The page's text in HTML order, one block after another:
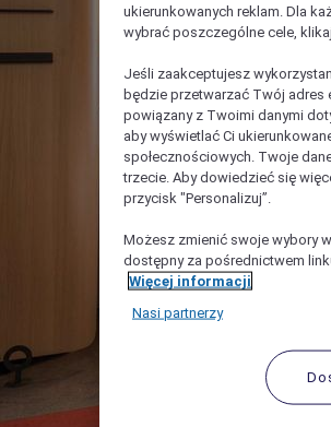
ukierunkowanych reklam. Dla
wybrać poszczególne cele,
Jeśli zaakceptujesz
będzie przetwarzać Twój adres
powiązany z Twoimi danymi
aby wyświetlać Ci
społecznościowych. Twoje
trzecie. Aby dowiedzieć się
przycisk "Personalizuj”.
Możesz zmienić swoje wybory
dostępny za pośrednictwem
Więcej informacji
Nasi partnerzy